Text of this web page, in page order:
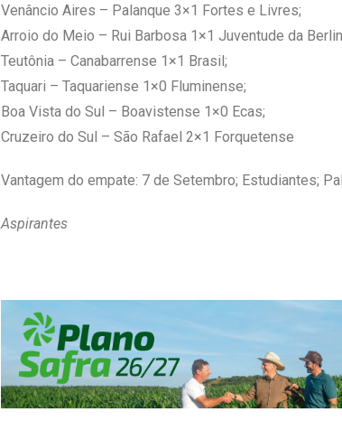
Venâncio Aires – Palanque 3×1 Fortes e Livres;
Arroio do Meio – Rui Barbosa 1×1 Juventude da
Teutônia – Canabarrense 1×1 Brasil;
Taquari – Taquariense 1×0 Fluminense;
Boa Vista do Sul – Boavistense 1×0 Ecas;
Cruzeiro do Sul – São Rafael 2×1 Forquetense
Vantagem do empate: 7 de Setembro; Estudiantes;
Aspirantes